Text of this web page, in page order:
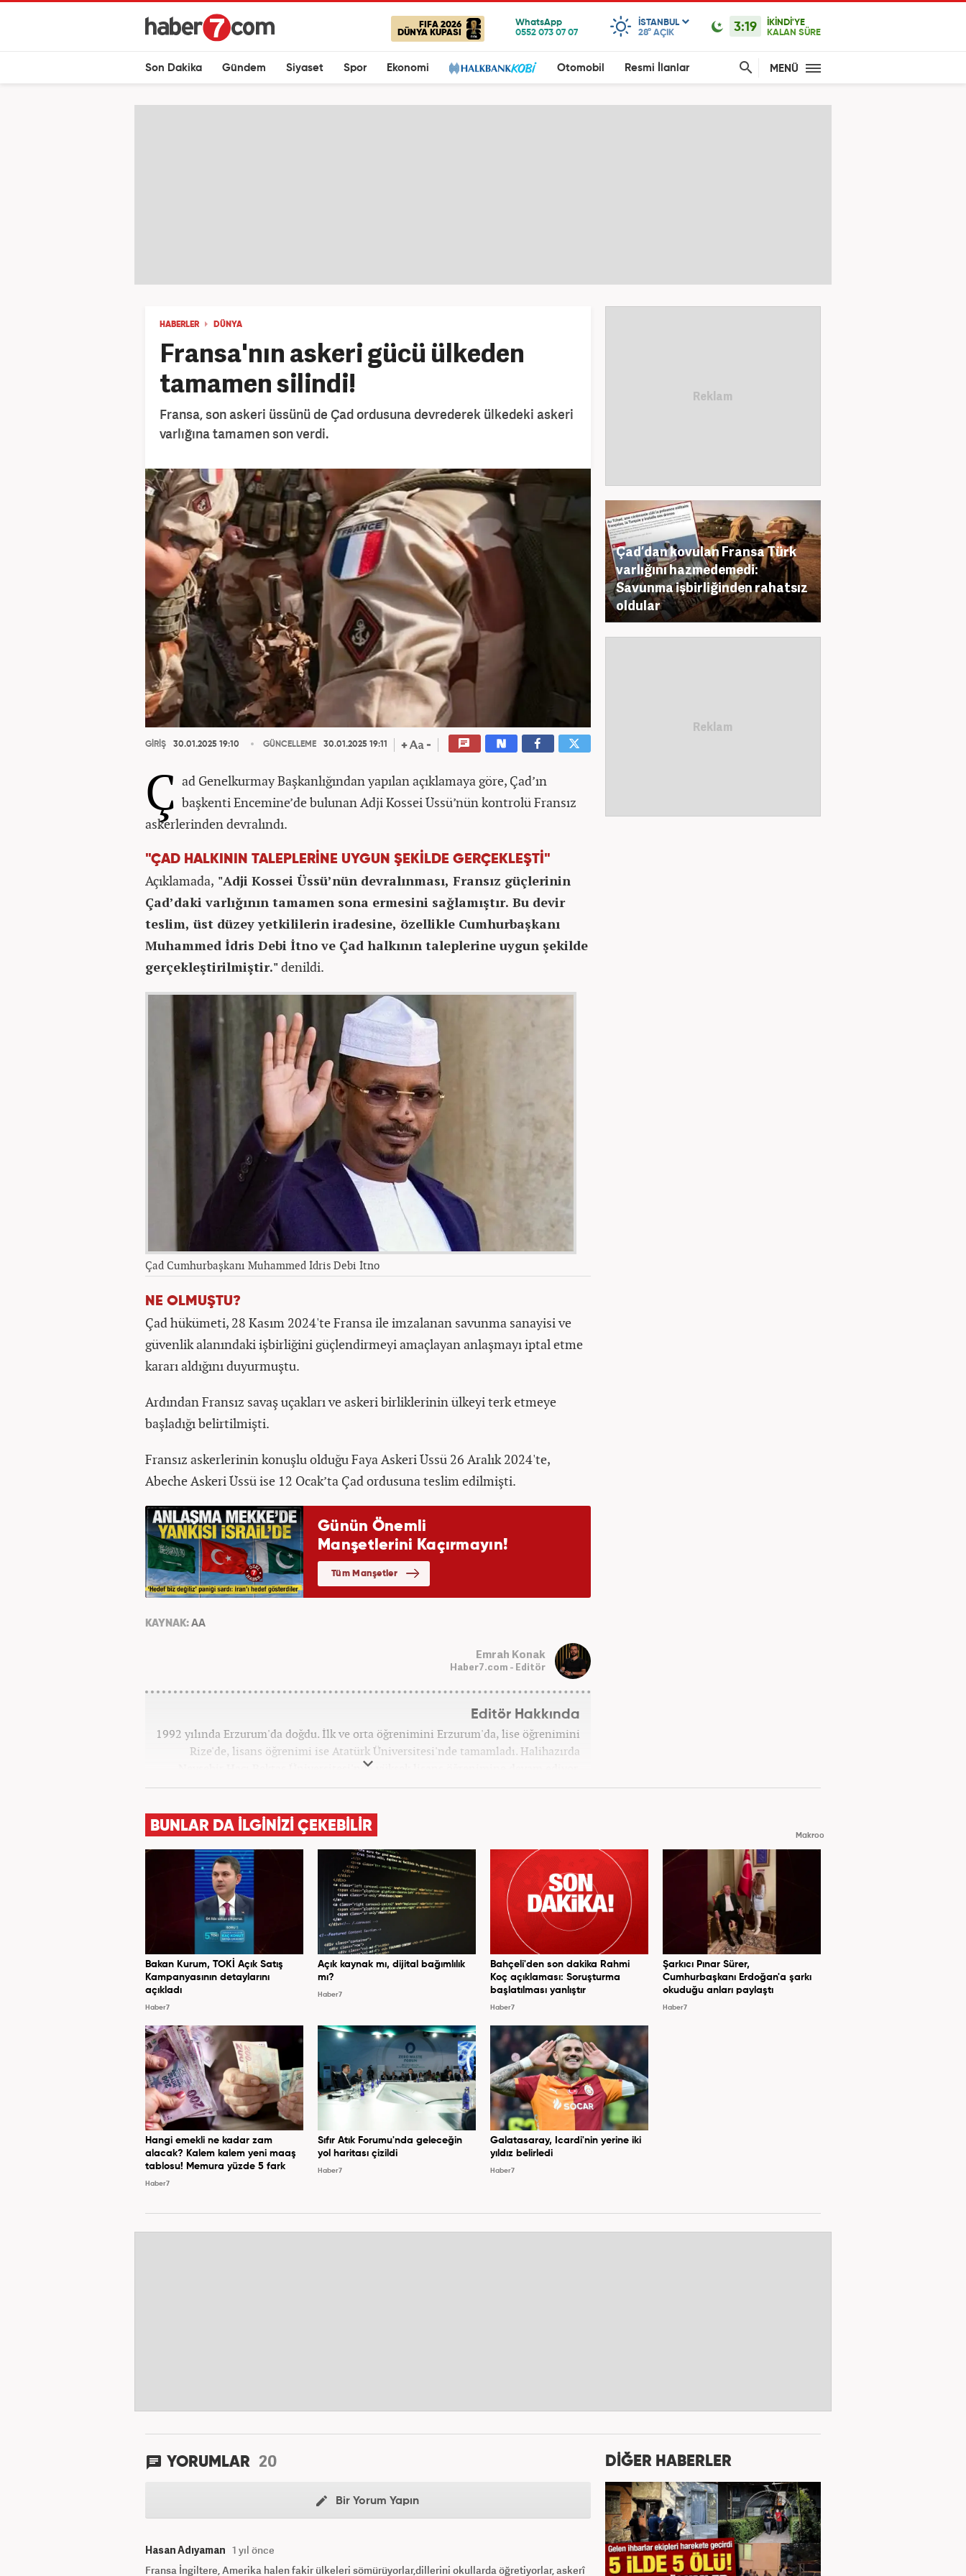
FIFA 2026
DÜNYA KUPASI
ISTANBUL
28° AÇIK 3:19
İKİNDİ'YE
KALAN SÜRE
Son Dakika Gündem Siyaset Spor Ekonomi Otomobil Resmi İlanlar MENÜ
HABERLER DÜNYA
Fransa'nın askeri gücü ülkeden
tamamen silindi!
Fransa, son askeri üssünü de Çad ordusuna devrederek ülkedeki askeri
varlığına tamamen son verdi.
GİRİŞ 30.01.2025 19:10 GÜNCELLEME 30.01.2025 19:11
Ç ad Genelkurmay Başkanlığından yapılan açıklamaya göre, Çad’ın
başkenti Encemine’de bulunan Adji Kossei Üssü’nün kontrolü Fransız
askerlerinden devralındı.
"ÇAD HALKININ TALEPLERİNE UYGUN ŞEKİLDE GERÇEKLEŞTİ"
Açıklamada, "Adji Kossei Üssü’nün devralınması, Fransız güçlerinin
Çad’daki varlığının tamamen sona ermesini sağlamıştır. Bu devir
teslim, üst düzey yetkililerin iradesine, özellikle Cumhurbaşkanı
Muhammed İdris Debi İtno ve Çad halkının taleplerine uygun şekilde
gerçekleştirilmiştir."denildi.
Çad Cumhurbaşkanı Muhammed İdris Debi İtno
NE OLMUŞTU?
Çad hükümeti, 28 Kasım 2024'te Fransa ile imzalanan savunma sanayisi ve
güvenlik alanındaki işbirliğini güçlendirmeyi amaçlayan anlaşmayı iptal etme
kararı aldığını duyurmuştu.
Ardından Fransız savaş uçakları ve askeri birliklerinin ülkeyi terk etmeye
başladığı belirtilmişti.
Fransız askerlerinin konuşlu olduğu Faya Askeri Üssü 26 Aralık 2024'te,
Abeche Askeri Üssü ise 12 Ocak’ta Çad ordusuna teslim edilmişti.
KAYNAK: AA
Emrah Konak
Haber7.com - Editör
Editör Hakkında
1992 yılında Erzurum'da doğdu. İlk ve orta öğrenimini Erzurum'da, lise öğrenimini
Rize'de, lisans öğrenimi ise Atatürk Üniversitesi'nde tamamladı. Halihazırda
Nevşehir Hacı Bektaş Üniversitesi'nde yüksek lisans öğrenimine devam ediyor.
Meslek hayatına 2015 yılında başlayıp birçok haber sitesi ve televizyon kanalında
Çad’dan kovulan Fransa Türk
varlığını hazmedemedi:
Savunma işbirliğinden rahatsız
oldular
BUNLAR DA İLGİNİZİ ÇEKEBİLİR
Makroo
Bakan Kurum, TOKİ Açık Satış
Kampanyasının detaylarını
açıkladı
Haber7
Açık kaynak mı, dijital bağımlılık
mı?
Haber7
Bahçeli'den son dakika Rahmi
Koç açıklaması: Soruşturma
başlatılması yanlıştır
Haber7
Şarkıcı Pınar Sürer,
Cumhurbaşkanı Erdoğan'a şarkı
okuduğu anları paylaştı
Haber7
Hangi emekli ne kadar zam
alacak? Kalem kalem yeni maaş
tablosu! Memura yüzde 5 fark
Haber7
Sıfır Atık Forumu'nda geleceğin
yol haritası çizildi
Haber7
Galatasaray, Icardi'nin yerine iki
yıldız belirledi
Haber7
YORUMLAR 20
Bir Yorum Yapın
Hasan Adıyaman 1 yıl önce
Fransa İngiltere, Amerika halen fakir ülkeleri sömürüyorlar,dillerini okullarda öğretiyorlar, askerî
DİĞER HABERLER